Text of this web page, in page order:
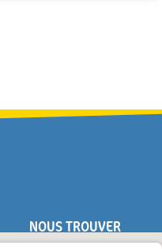
NOUS TROUVER